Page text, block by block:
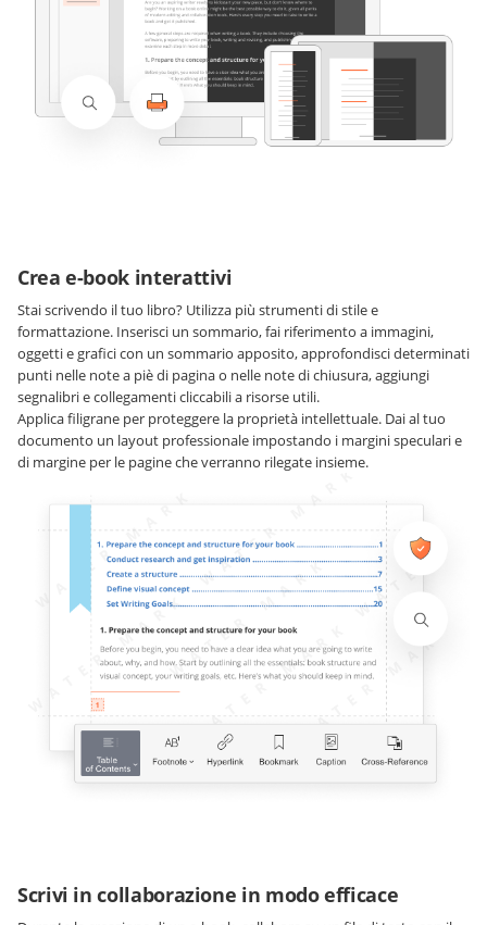
Crea e-book interattivi
Stai scrivendo il tuo libro? Utilizza più strumenti di stile e
formattazione. Inserisci un sommario, fai riferimento a immagini,
oggetti e grafici con un sommario apposito, approfondisci determinati
punti nelle note a piè di pagina o nelle note di chiusura, aggiungi
segnalibri e collegamenti cliccabili a risorse utili.
Applica filigrane per proteggere la proprietà intellettuale. Dai al tuo
documento un layout professionale impostando i margini speculari e
di margine per le pagine che verranno rilegate insieme.
Scrivi in collaborazione in modo efficace